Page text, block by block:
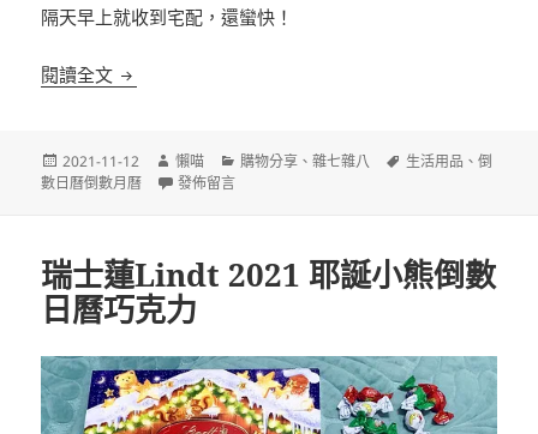
隔天早上就收到宅配，還蠻快！
閱讀全文 Nespresso 2021 森林之心耶誕倒數月曆
發
佈
2021-11-12
作
者
懶喵
分
購物分享 、雜七雜八
標
生活用品 、倒
數日曆倒數月曆
在〈Nespresso 2021 森林之心耶誕倒數月曆〉
發佈留言
瑞士蓮Lindt 2021 耶誕小熊倒數
日曆巧克力